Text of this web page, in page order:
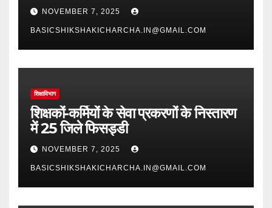
NOVEMBER 7, 2025
BASICSHIKSHAKICHARCHA.IN@GMAIL.COM
शिक्षाविभाग
शिक्षकों-कर्मियों के सेवा प्रकरणों के निस्तारण
में 25 जिले फिसड्डी
NOVEMBER 7, 2025
BASICSHIKSHAKICHARCHA.IN@GMAIL.COM